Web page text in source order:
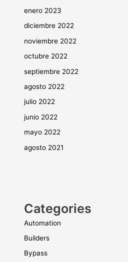
enero 2023
diciembre 2022
noviembre 2022
octubre 2022
septiembre 2022
agosto 2022
julio 2022
junio 2022
mayo 2022
agosto 2021
Categories
Automation
Builders
Bypass